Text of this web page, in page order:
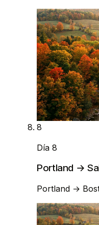
8
Día 8
Portland →
Portland →